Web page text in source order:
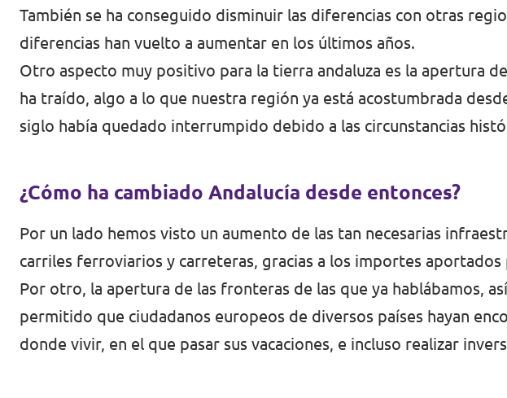
También se ha conseguido disminuir las diferencias con otras
diferencias han vuelto a aumentar en los últimos años.
Otro aspecto muy positivo para la tierra andaluza es la apertura
ha traído, algo a lo que nuestra región ya está acostumbrada
siglo había quedado interrumpido debido a las circunstancias
¿Cómo ha cambiado Andalucía desde entonces?
Por un lado hemos visto un aumento de las tan necesarias
carriles ferroviarios y carreteras, gracias a los importes
Por otro, la apertura de las fronteras de las que ya hablábamos,
permitido que ciudadanos europeos de diversos países hayan
donde vivir, en el que pasar sus vacaciones, e incluso realizar